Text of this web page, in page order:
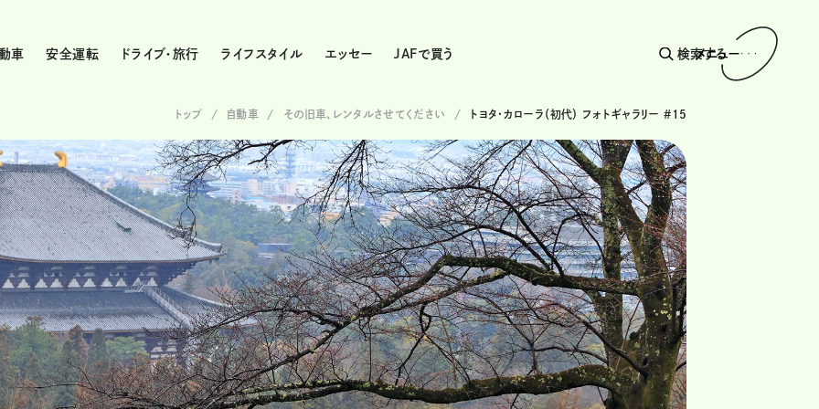
車 安全運転 ドライブ・旅行 ライフスタイル エッセー JAFで買う 検索する
メニュー
トップ 自動車 その旧車、レンタルさせてください トヨタ・カローラ（初代） フォトギャラリー #15